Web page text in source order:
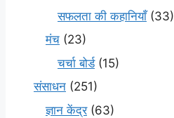
सफलता की कहानियाँ(33)
मंच (23)
चर्चा बोर्ड(15)
संसाधन (251)
ज्ञान केंद्र(63)